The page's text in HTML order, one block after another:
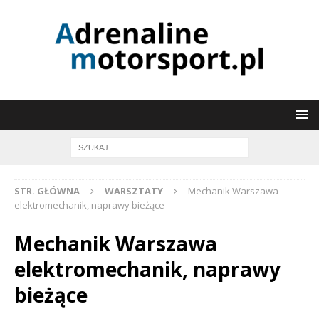
STR. GŁÓWNA WARSZTATY
Mechanik Warszawa
elektromechanik, naprawy bieżące
Mechanik Warszawa
elektromechanik, naprawy
bieżące